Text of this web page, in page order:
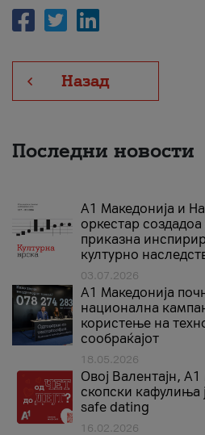
Назад
Последни новости
А1 Македонија и
оркестар
приказна
културно
03.07.2026
A1 Македонија
национална
користење на
сообраќајот
18.05.2026
Овој Валентајн,
скопски кафулиња
safe dating
16.02.2026